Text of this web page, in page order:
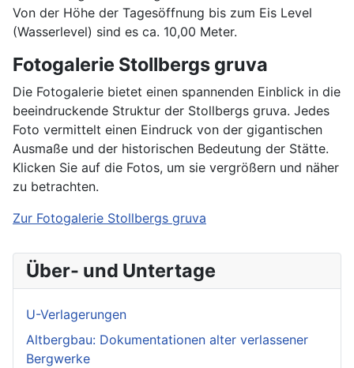
Von der Höhe der Tagesöffnung bis zum Eis Level
(Wasserlevel) sind es ca. 10,00 Meter.
Fotogalerie Stollbergs gruva
Die Fotogalerie bietet einen spannenden Einblick in die
beeindruckende Struktur der Stollbergs gruva. Jedes
Foto vermittelt einen Eindruck von der gigantischen
Ausmaße und der historischen Bedeutung der Stätte.
Klicken Sie auf die Fotos, um sie vergrößern und näher
zu betrachten.
Zur Fotogalerie Stollbergs gruva
Über- und Untertage
U-Verlagerungen
Altbergbau: Dokumentationen alter verlassener
Bergwerke